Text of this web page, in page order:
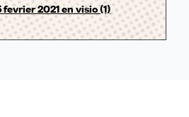
2021 en visio (1)